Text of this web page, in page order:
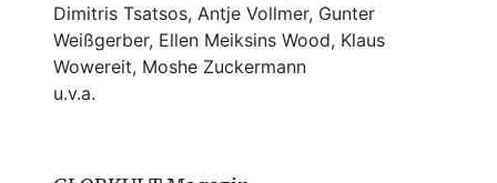
Dimitris Tsatsos, Antje Vollmer, Gunter
Weißgerber, Ellen Meiksins Wood, Klaus
Wowereit, Moshe Zuckermann
u.v.a.